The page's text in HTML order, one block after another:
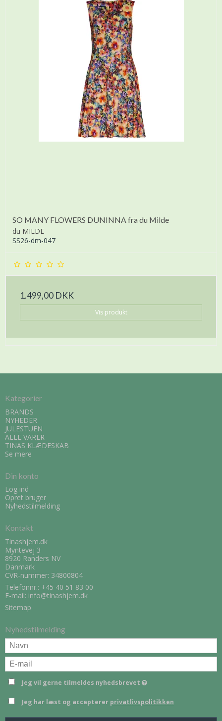
SO MANY FLOWERS DUNINNA fra du Milde
du MILDE
SS26-dm-047
1.499,00 DKK
Vis produkt
Kategorier
BRANDS
NYHEDER
JULESTUEN
ALLE VARER
TINAS KLÆDESKAB
Se mere
Din konto
Log ind
Opret bruger
Nyhedstilmelding
Kontakt
Tinashjem.dk
Myntevej 3
8920 Randers NV
Danmark
CVR-nummer: 34800804
Telefonnr.: +45 40 51 83 00
E-mail: info@tinashjem.dk
Sitemap
Nyhedstilmelding
Jeg vil gerne tilmeldes nyhedsbrevet
Jeg har læst og accepterer privatlivspolitikken